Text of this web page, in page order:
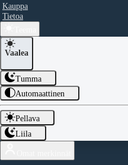
Kauppa
Tietoa
Vaalea
Tumma
Automaattinen
Pellava
Liila